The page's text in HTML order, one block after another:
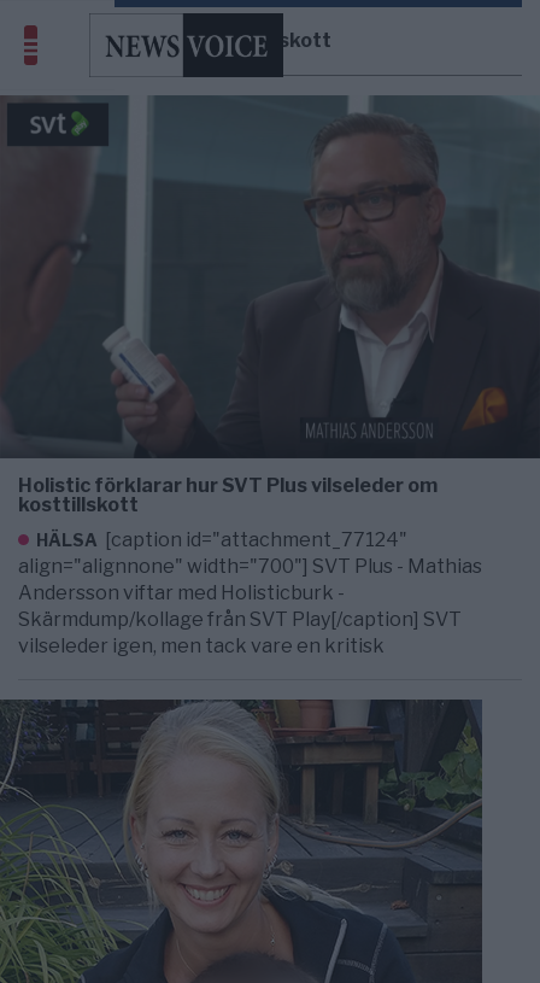
Kosttillskott
Holistic förklarar hur SVT Plus vilseleder om
kosttillskott
HÄLSA [caption id="attachment_77124"
align="alignnone" width="700"] SVT Plus - Mathias
Andersson viftar med Holisticburk -
Skärmdump/kollage från SVT Play[/caption] SVT
vilseleder igen, men tack vare en kritisk